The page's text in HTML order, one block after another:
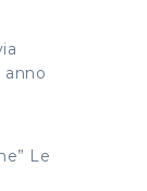
anno
Le